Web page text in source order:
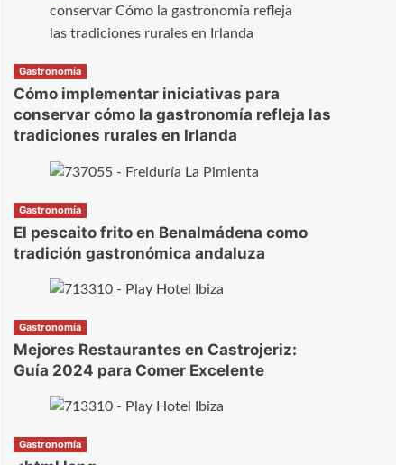
Gastronomía
Cómo implementar iniciativas para
conservar cómo la gastronomía refleja las
tradiciones rurales en Irlanda
Gastronomía
El pescaito frito en Benalmádena como
tradición gastronómica andaluza
Gastronomía
Mejores Restaurantes en Castrojeriz:
Guía 2024 para Comer Excelente
Gastronomía